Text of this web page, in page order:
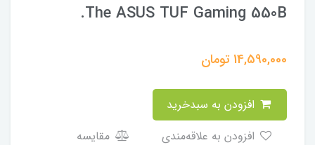
The ASUS TUF Gaming 550B.
14,590,000تومان
مقایسه